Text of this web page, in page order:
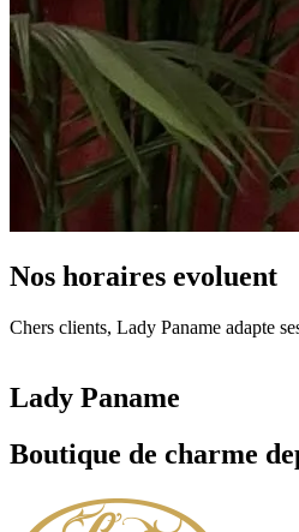
Nos horaires evoluent
Chers clients, Lady Paname adapte
Lady Paname
Boutique de charme